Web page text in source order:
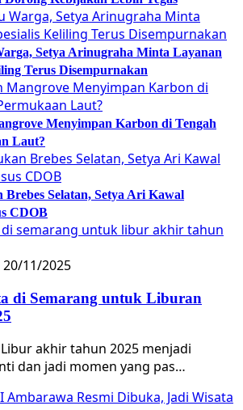
Setya Arinugraha Minta Layanan
Terus Disempurnakan
Menyimpan Karbon di Tengah
Laut?
Brebes Selatan, Setya Ari Kawal
CDOB
20/11/2025
di Semarang untuk Liburan
akhir tahun 2025 menjadi
dan jadi momen yang pas…